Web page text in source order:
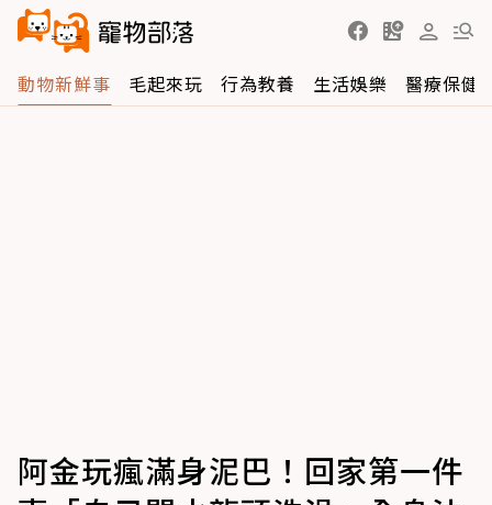
動物新鮮事 毛起來玩 行為教養 生活娛樂 醫療保健
阿金玩瘋滿身泥巴！回家第一件